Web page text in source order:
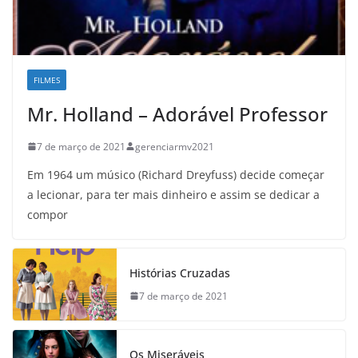
FILMES
Mr. Holland – Adorável Professor
7 de março de 2021 gerenciarmv2021
Em 1964 um músico (Richard Dreyfuss) decide começar
a lecionar, para ter mais dinheiro e assim se dedicar a
compor
Histórias Cruzadas
7 de março de 2021
Os Miseráveis